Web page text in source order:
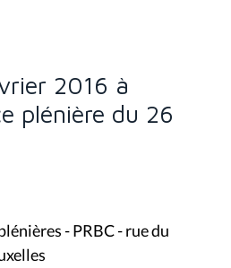
2016 à
plénière du 26
- PRBC - rue du